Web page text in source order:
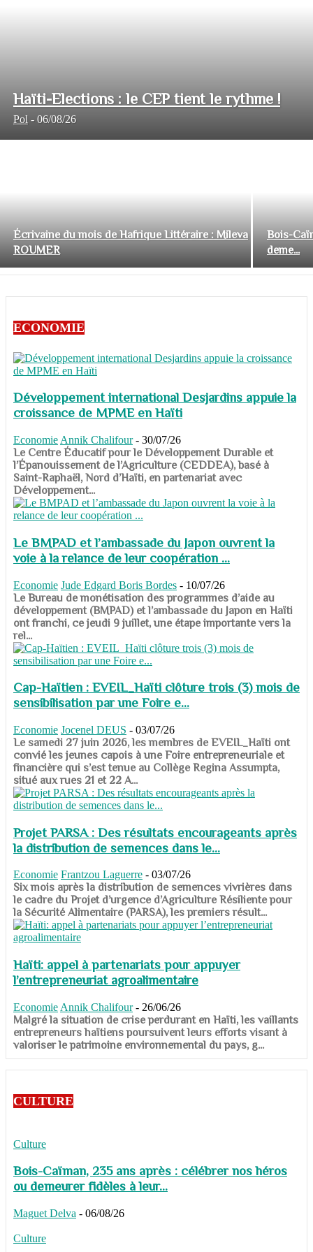
Haïti-Elections : le CEP tient le rythme !
Pol - 06/08/26
Écrivaine du mois de Hafrique Littéraire : Mileva
ROUMER
Bois-
deme...
ECONOMIE
Développement international Desjardins appuie la
croissance de MPME en Haïti
Economie Annik Chalifour - 30/07/26
​​​​​​​Le Centre Éducatif pour le Développement Durable et
l’Épanouissement de l’Agriculture (CEDDEA), basé à
Saint-Raphaël, Nord d’Haïti, en partenariat avec
Développement...
Le BMPAD et l’ambassade du Japon ouvrent la
voie à la relance de leur coopération ...
Economie Jude Edgard Boris Bordes - 10/07/26
​​​​​​​Le Bureau de monétisation des programmes d’aide au
développement (BMPAD) et l’ambassade du Japon en Haïti
ont franchi, ce jeudi 9 juillet, une étape importante vers la
rel...
Cap-Haïtien : EVEIL_Haïti clôture trois (3) mois de
sensibilisation par une Foire e...
Economie Jocenel DEUS - 03/07/26
Le samedi 27 juin 2026, les membres de EVEIL_Haïti ont
convié les jeunes capois à une Foire entrepreneuriale et
financière qui s’est tenue au Collège Regina Assumpta,
situé aux rues 21 et 22 A...
Projet PARSA : Des résultats encourageants après
la distribution de semences dans le...
Economie Frantzou Laguerre - 03/07/26
​​​​​​​Six mois après la distribution de semences vivrières dans
le cadre du Projet d’urgence d’Agriculture Résiliente pour
la Sécurité Alimentaire (PARSA), les premiers résult...
Haïti: appel à partenariats pour appuyer
l’entrepreneuriat agroalimentaire
Economie Annik Chalifour - 26/06/26
​​​​​​​Malgré la situation de crise perdurant en Haïti, les vaillants
entrepreneurs haïtiens poursuivent leurs efforts visant à
valoriser le patrimoine environnemental du pays, g...
CULTURE
Culture
Bois-Caïman, 235 ans après : célébrer nos héros
ou demeurer fidèles à leur...
Maguet Delva - 06/08/26
Culture